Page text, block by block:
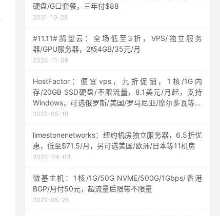
硬盘/G口套餐，三年付$88
2021-10-28
#11.11#鹄望云：全场低至3折，VPS/独立服务
器/GPU服务器，2核4GB/35元/月
2024-11-09
HostFactor：便宜vps，九折促销，1核/1G内
存/20GB SSD硬盘/不限流量，8.1美元/月起，支持
Windows，可选俄罗斯/美国/罗马尼亚/摩尔多瓦等机
房
2022-05-18
limestonenetworks：纽约机房独立服务器，6.5折优
惠，低至$71.5/月，另可选美国/欧洲/日本等11机房
2024-04-03
微基主机：1核/1G/50G NVME/500G/1Gbps/香港
BGP/月付50元，超流量后限带不限量
2022-05-26